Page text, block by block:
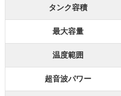
タンク容積
最大容量
温度範囲
超音波パワー